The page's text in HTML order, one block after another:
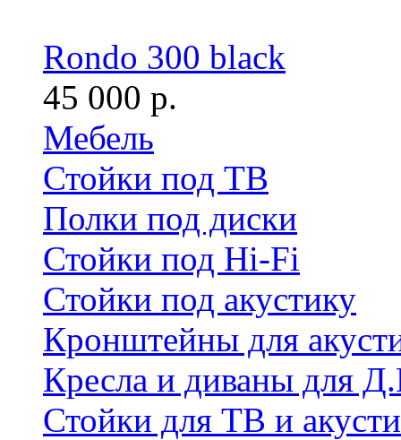
Rondo 300 black
45 000 р.
Мебель
Стойки под ТВ
Полки под диски
Стойки под Hi-Fi
Стойки под акустику
Кронштейны для
Кресла и диваны для
Стойки для ТВ и